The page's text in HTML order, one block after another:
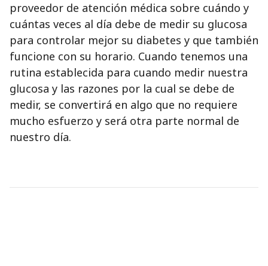
proveedor de atención médica sobre cuándo y
cuántas veces al día debe de medir su glucosa
para controlar mejor su diabetes y que también
funcione con su horario. Cuando tenemos una
rutina establecida para cuando medir nuestra
glucosa y las razones por la cual se debe de
medir, se convertirá en algo que no requiere
mucho esfuerzo y será otra parte normal de
nuestro día.